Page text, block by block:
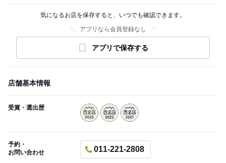
気になるお店を保存すると、いつでも確認できます。
アプリなら会員登録なし
アプリで保存する
店舗基本情報
受賞・選出歴
予約・
お問い合わせ
011-221-2808